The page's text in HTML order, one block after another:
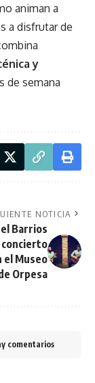
animan a
a disfrutar de
y
de semana
NOTICIA
Barrios
Museo
Orpesa
comentarios